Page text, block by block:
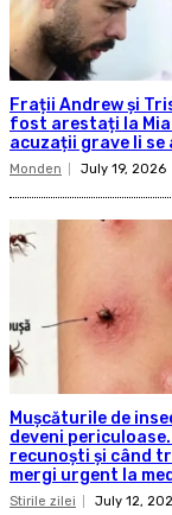
Frații Andrew și
fost arestați la
acuzații grave li se
Monden July 19, 2026
Mușcăturile de
deveni periculoase.
recunoști și când
mergi urgent la
Stirile zilei July 12,